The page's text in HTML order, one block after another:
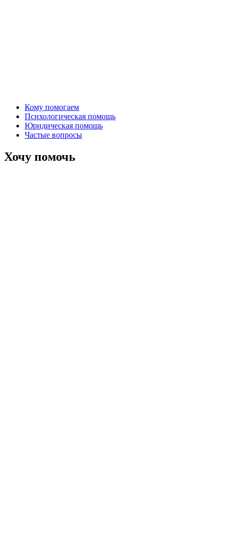
Кому помогаем
Психологическая помощь
Юридическая помощь
Частые вопросы
Хочу помочь